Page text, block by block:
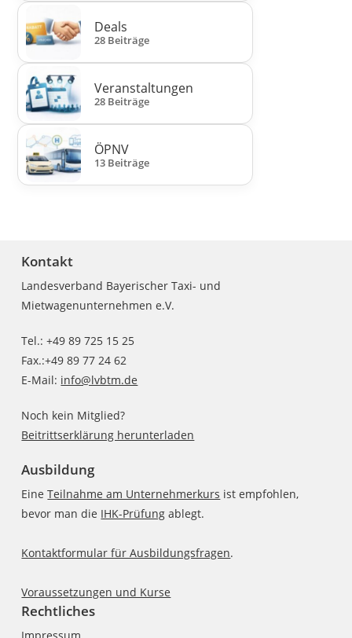
Deals
28 Beiträge
Veranstaltungen
28 Beiträge
ÖPNV
13 Beiträge
Kontakt
Landesverband Bayerischer Taxi- und
Mietwagenunternehmen e.V.
Tel.: +49 89 725 15 25
Fax.:+49 89 77 24 62
E-Mail: info@lvbtm.de
Noch kein Mitglied?
Beitrittserklärung herunterladen
Ausbildung
EineTeilnahme am Unternehmerkurs ist empfohlen,
bevor man die IHK-Prüfung ablegt.
Kontaktformular für Ausbildungsfragen.
Voraussetzungen und Kurse
Rechtliches